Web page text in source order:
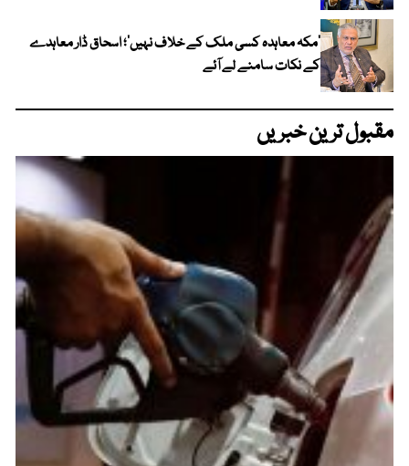
‘مکہ معاہدہ کسی ملک کے خلاف نہیں’؛ اسحاق ڈار معاہدے
کے نکات سامنے لے آئے
مقبول ترین خبریں